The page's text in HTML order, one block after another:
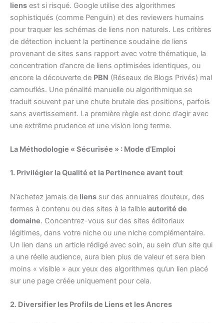
liens est si risqué. Google utilise des algorithmes
sophistiqués (comme Penguin) et des reviewers humains
pour traquer les schémas de liens non naturels. Les critères
de détection incluent la pertinence soudaine de liens
provenant de sites sans rapport avec votre thématique, la
concentration d’ancre de liens optimisées identiques, ou
encore la découverte de PBN (Réseaux de Blogs Privés) mal
camouflés. Une pénalité manuelle ou algorithmique se
traduit souvent par une chute brutale des positions, parfois
sans avertissement. La première règle est donc d’agir avec
une extrême prudence et une vision long terme.
La Méthodologie « Sécurisée » : Mode d’Emploi
1. Privilégier la Qualité et la Pertinence avant tout
N’achetez jamais de liens sur des annuaires douteux, des
fermes à contenu ou des sites à la faible autorité de
domaine. Concentrez-vous sur des sites éditoriaux
légitimes, dans votre niche ou une niche complémentaire.
Un lien dans un article rédigé avec soin, au sein d’un site qui
a une réelle audience, aura bien plus de valeur et sera bien
moins « visible » aux yeux des algorithmes qu’un lien placé
sur une page créée uniquement pour cela.
2. Diversifier les Profils de Liens et les Ancres